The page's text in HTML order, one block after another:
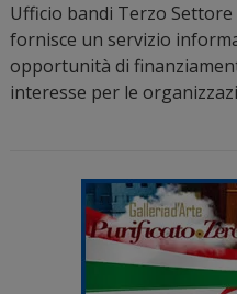
Ufficio bandi Terzo Settore
fornisce un servizio
opportunità di
interesse per le